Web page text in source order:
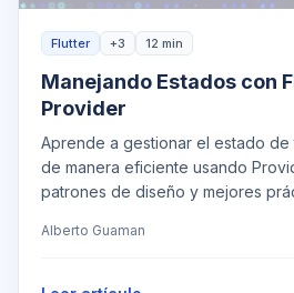
Flutter +3 12 min
Manejando Estados con
Provider
Aprende a gestionar el estado de
de manera eficiente usando
patrones de diseño y mejores
Alberto Guaman